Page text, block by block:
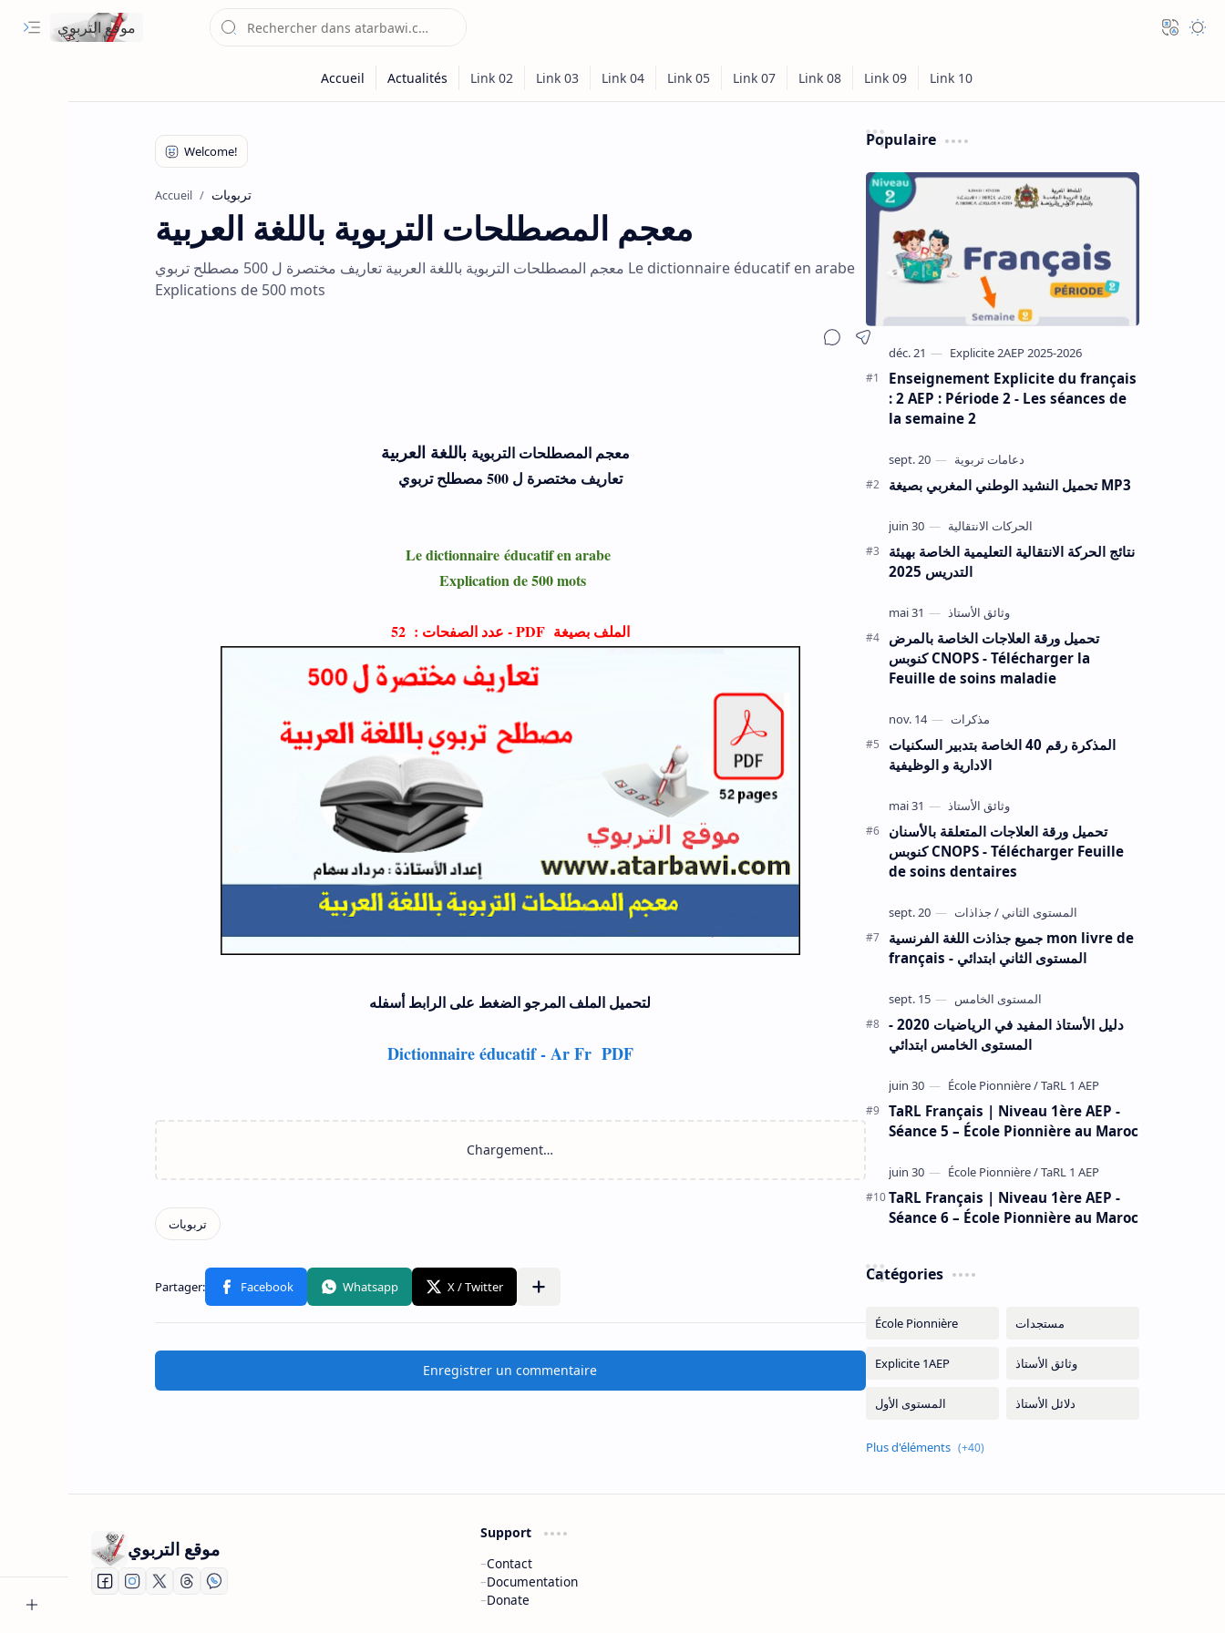
موقع التربوي
Accueil تربويات
معجم المصطلحات التربوية باللغة العربية
معجم المصطلحات التربوية باللغة العربية تعاريف مختصرة ل 500 مصطلح تربوي Le dictionnaire éducatif en arabe
Explications de 500 mots
معجم المصطلحات التربوية باللغة العربية
تعاريف مختصرة ل 500 مصطلح تربوي
Le dictionnaire
éducatif en arabe
Explication de 500 mots
الملف بصيغة PDF - عدد الصفحات : 52
لتحميل الملف المرجو الضغط على الرابط أسفله
Dictionnaire éducatif - Ar Fr PDF
Enregistrer un commentaire
Populaire
Enseignement Explicite du français
: 2 AEP : Période 2 - Les séances de
la semaine 2
تحميل النشيد الوطني المغربي بصيغة MP3
نتائج الحركة الانتقالية التعليمية الخاصة بهيئة
التدريس 2025
تحميل ورقة العلاجات الخاصة بالمرض
كنوبس CNOPS - Télécharger la
Feuille de soins maladie
المذكرة رقم 40 الخاصة بتدبير السكنيات
الادارية و الوظيفية
تحميل ورقة العلاجات المتعلقة بالأسنان
كنوبس CNOPS - Télécharger Feuille
de soins dentaires
جميع جذاذت اللغة الفرنسية mon livre de
français - المستوى الثاني ابتدائي
دليل الأستاذ المفيد في الرياضيات 2020 -
المستوى الخامس ابتدائي
TaRL Français | Niveau 1ère AEP -
Séance 5 – École Pionnière au Maroc
TaRL Français | Niveau 1ère AEP -
Séance 6 – École Pionnière au Maroc
Catégories
موقع التربوي
Support
Contact
Documentation
Donate